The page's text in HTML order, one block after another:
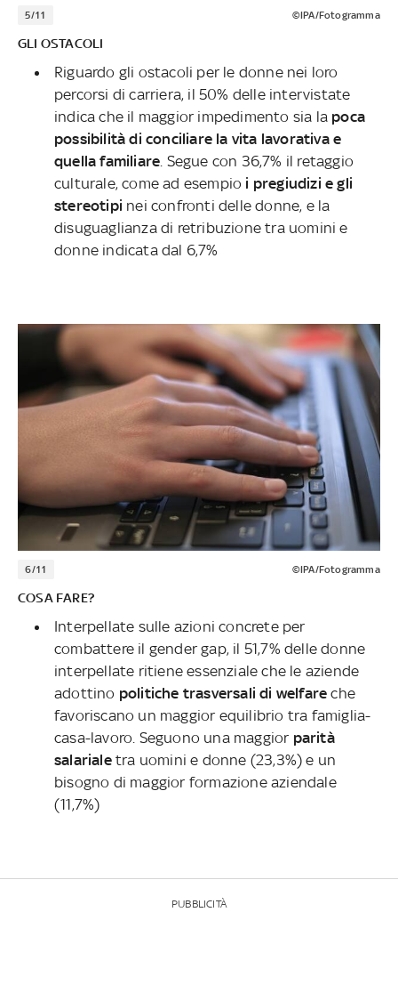
5/11 ©IPA/Fotogramma
GLI OSTACOLI
Riguardo gli ostacoli per le donne nei loro
percorsi di carriera, il 50% delle intervistate
indica che il maggior impedimento sia la poca
possibilità di conciliare la vita lavorativa e
quella familiare . Segue con 36,7% il retaggio
culturale, come ad esempio i pregiudizi e gli
stereotipi nei confronti delle donne, e la
disuguaglianza di retribuzione tra uomini e
donne indicata dal 6,7%
6/11 ©IPA/Fotogramma
COSA FARE?
Interpellate sulle azioni concrete per
combattere il gender gap, il 51,7% delle donne
interpellate ritiene essenziale che le aziende
adottino politiche trasversali di welfare che
favoriscano un maggior equilibrio tra famiglia-
casa-lavoro. Seguono una maggior parità
salarialetra uomini e donne (23,3%) e un
bisogno di maggior formazione aziendale
(11,7%)
PUBBLICITÀ